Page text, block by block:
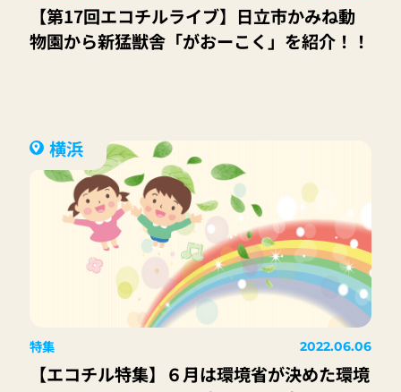
【第17回エコチルライブ】日立市かみね動
物園から新猛獣舎「がおーこく」を紹介！！
横浜
特集 2022.06.06
【エコチル特集】６月は環境省が決めた環境